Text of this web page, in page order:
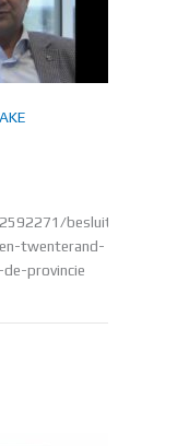
besluit-
twenterand-
provincie
KAMPMAN INZAKE